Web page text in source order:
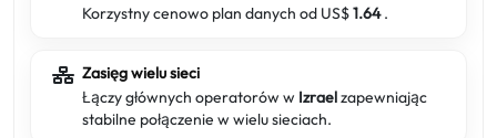
Korzystny cenowo plan danych od US$1.64.
Zasięg wielu sieci
Łączy głównych operatorów w Izraelzapewniając
stabilne połączenie w wielu sieciach.